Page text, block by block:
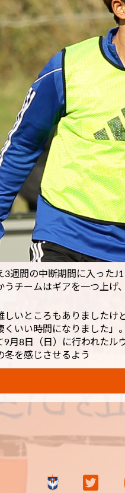
3週間の中断期間に入った
うチームはギアを一つ上げ
しいところもありました
くいい時間になりました」。
9月8日（日）に行われたル
冬を感じさせるよう